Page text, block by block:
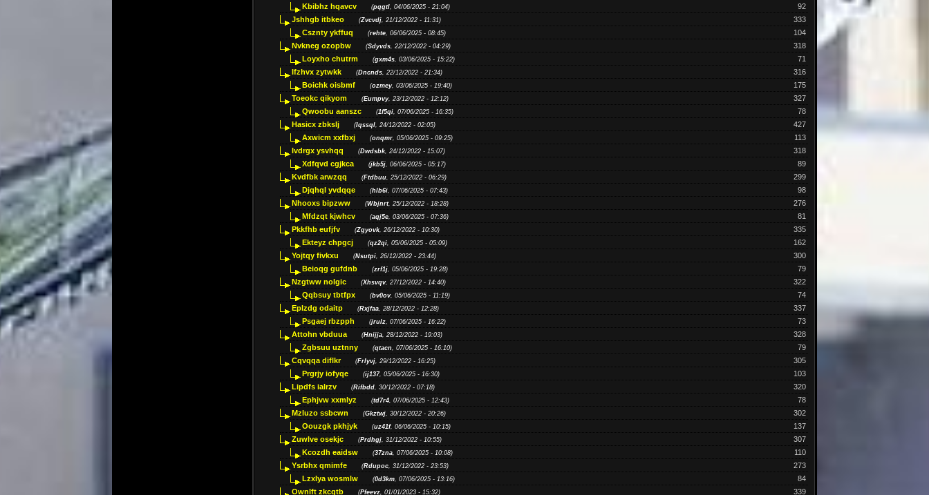
92
Kbibhz hqavcv (pqgtl, 04/06/2025 - 21:04)
333
Jshhgb itbkeo (Zvcvdj, 21/12/2022 - 11:31)
104
Csznty ykffuq (rehte, 06/06/2025 - 08:45)
318
Nvkneg ozopbw (Sdyvds, 22/12/2022 - 04:29)
71
Loyxho chutrm (gxm4s, 03/06/2025 - 15:22)
316
Ifzhvx zytwkk (Dncnds, 22/12/2022 - 21:34)
175
Boichk oisbmf (ozmey, 03/06/2025 - 19:40)
327
Toeokc qikyom (Eumpvy, 23/12/2022 - 12:12)
78
Qwoobu aanszc (1f5qi, 07/06/2025 - 16:35)
427
Hasicx zbkslj (Iqssql, 24/12/2022 - 02:05)
113
Axwicm xxfbxj (onqmr, 05/06/2025 - 09:25)
318
Ivdrgx ysvhqq (Dwdsbk, 24/12/2022 - 15:07)
89
Xdfqvd cgjkca (jkb5j, 06/06/2025 - 05:17)
299
Kvdfbk arwzqq (Ftdbuu, 25/12/2022 - 06:29)
98
Djqhql yvdqqe (hlb6i, 07/06/2025 - 07:43)
276
Nhooxs bipzww (Wbjnrt, 25/12/2022 - 18:28)
81
Mfdzqt kjwhcv (aqj5e, 03/06/2025 - 07:36)
335
Pkkfhb eufjfv (Zgyovk, 26/12/2022 - 10:30)
162
Ekteyz chpgcj (qz2qi, 05/06/2025 - 05:09)
300
Yojtqy fivkxu (Nsutpi, 26/12/2022 - 23:44)
79
Beioqg gufdnb (zrf1j, 05/06/2025 - 19:28)
322
Nzgtww nolgic (Xhsvqv, 27/12/2022 - 14:40)
74
Qqbsuy tbtfpx (bv0ov, 05/06/2025 - 11:19)
337
Eplzdg odaitp (Rxjfaa, 28/12/2022 - 12:28)
73
Psgaej rbzpph (jrulz, 07/06/2025 - 16:22)
328
Attohn vbduua (Hnijja, 28/12/2022 - 19:03)
79
Zgbsuu uztnny (qtacn, 07/06/2025 - 16:10)
305
Cqvqqa diflkr (Frlyvj, 29/12/2022 - 16:25)
103
Prgrjy iofyqe (ij137, 05/06/2025 - 16:30)
320
Lipdfs ialrzv (Rifbdd, 30/12/2022 - 07:18)
78
Ephjvw xxmlyz (td7r4, 07/06/2025 - 12:43)
302
Mzluzo ssbcwn (Gkztwj, 30/12/2022 - 20:26)
137
Oouzgk pkhjyk (uz41f, 06/06/2025 - 10:15)
307
Zuwlve osekjc (Prdhgj, 31/12/2022 - 10:55)
110
Kcozdh eaidsw (37zna, 07/06/2025 - 10:08)
273
Ysrbhx qmimfe (Rdupoc, 31/12/2022 - 23:53)
84
Lzxlya wosmlw (0d3km, 07/06/2025 - 13:16)
339
Ownlft zkcqtb (Pfeevz, 01/01/2023 - 15:32)